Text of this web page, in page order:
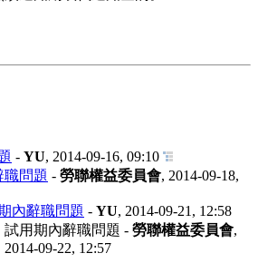
- YU, 2014-09-16, 09:10
職問題 - 勞聯權益委員會, 2014-09-18,
內辭職問題 - YU, 2014-09-21, 12:58
試用期內辭職問題 - 勞聯權益委員會,
2014-09-22, 12:57